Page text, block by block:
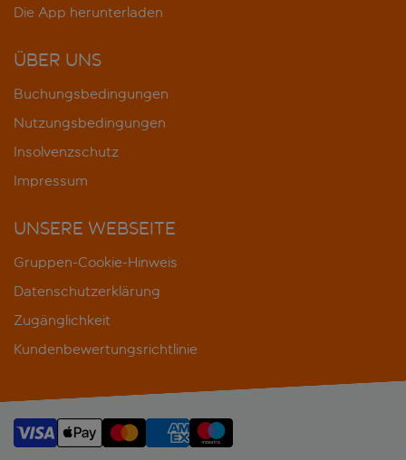
Die App herunterladen
ÜBER UNS
Buchungsbedingungen
Nutzungsbedingungen
Insolvenzschutz
Impressum
UNSERE WEBSEITE
Gruppen-Cookie-Hinweis
Datenschutzerklärung
Zugänglichkeit
Kundenbewertungsrichtlinie